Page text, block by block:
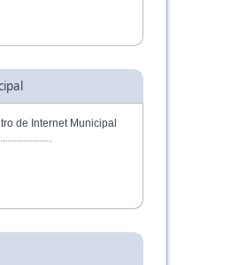
de Internet Municipal